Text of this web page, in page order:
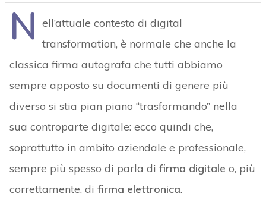
N ell’attuale contesto di digital
transformation, è normale che anche la
classica firma autografa che tutti abbiamo
sempre apposto su documenti di genere più
diverso si stia pian piano “trasformando” nella
sua controparte digitale: ecco quindi che,
soprattutto in ambito aziendale e professionale,
sempre più spesso di parla di firma digitale o, più
correttamente, di firma elettronica.